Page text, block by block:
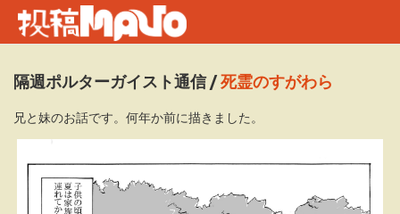
隔週ポルターガイスト通信/死霊のすがわら
兄と妹のお話です。何年か前に描きました。